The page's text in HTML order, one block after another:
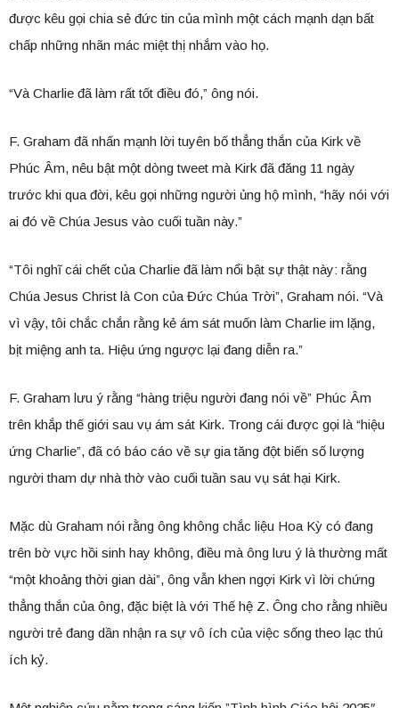
được kêu gọi chia sẻ đức tin của mình một cách mạnh dạn bất
chấp những nhãn mác miệt thị nhắm vào họ.
“Và Charlie đã làm rất tốt điều đó,” ông nói.
F. Graham đã nhấn mạnh lời tuyên bố thẳng thắn của Kirk về
Phúc Âm, nêu bật một dòng tweet mà Kirk đã đăng 11 ngày
trước khi qua đời, kêu gọi những người ủng hộ mình, “hãy nói với
ai đó về Chúa Jesus vào cuối tuần này.”
“Tôi nghĩ cái chết của Charlie đã làm nổi bật sự thật này: rằng
Chúa Jesus Christ là Con của Đức Chúa Trời”, Graham nói. “Và
vì vậy, tôi chắc chắn rằng kẻ ám sát muốn làm Charlie im lặng,
bịt miệng anh ta. Hiệu ứng ngược lại đang diễn ra.”
F. Graham lưu ý rằng “hàng triệu người đang nói về” Phúc Âm
trên khắp thế giới sau vụ ám sát Kirk. Trong cái được gọi là “hiệu
ứng Charlie”, đã có báo cáo về sự gia tăng đột biến số lượng
người tham dự nhà thờ vào cuối tuần sau vụ sát hại Kirk.
Mặc dù Graham nói rằng ông không chắc liệu Hoa Kỳ có đang
trên bờ vực hồi sinh hay không, điều mà ông lưu ý là thường mất
“một khoảng thời gian dài”, ông vẫn khen ngợi Kirk vì lời chứng
thẳng thắn của ông, đặc biệt là với Thế hệ Z. Ông cho rằng nhiều
người trẻ đang dần nhận ra sự vô ích của việc sống theo lạc thú
ích kỷ.